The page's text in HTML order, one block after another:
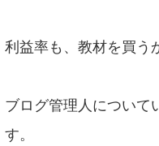
利益率も、教材を買う
ブログ管理人について
す。